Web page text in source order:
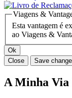
Viagens &
Esta vantagem é
ao Viagens &
Ok
Close
Save
A Minha Via